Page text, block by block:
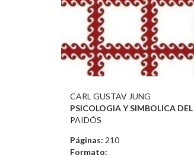
CARL GUSTAV JUNG
PSICOLOGIA Y SIMBOLICA
PAIDÓS
Páginas: 210
Formato: